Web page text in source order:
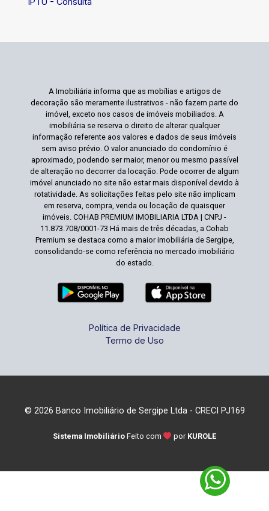
A Imobiliária informa que as mobílias e artigos de
decoração são meramente ilustrativos - não fazem parte do
imóvel, exceto nos casos de imóveis mobiliados. A
imobiliária se reserva o direito de alterar qualquer
informação referente aos valores e dados de seus imóveis
sem aviso prévio. O valor anunciado do condomínio é
aproximado, podendo ser maior, menor ou mesmo passível
de alteração no decorrer da locação. Pode ocorrer de algum
imóvel anunciado no site não estar mais disponível devido à
rotatividade. As solicitações feitas pelo site não implicam
em reserva, compra, venda ou locação de quaisquer
imóveis. COHAB PREMIUM IMOBILIARIA LTDA | CNPJ -
11.873.708/0001-73 Há mais de três décadas, a Cohab
Premium se destaca como a maior imobiliária de Sergipe,
consolidando-se como referência no mercado imobiliário
do estado.
Política de Privacidade
Termo de Uso
© 2026 Banco Imobiliário de Sergipe Ltda - CRECI PJ169
Sistema Imobiliário Feito com por KUROLE